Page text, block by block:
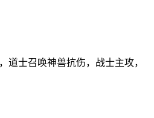
道士召唤神兽抗伤，战士主攻，